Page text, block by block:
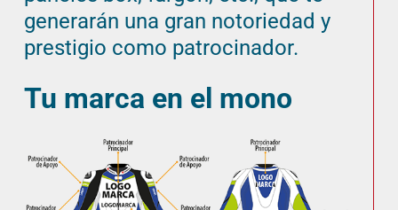
generarán una gran notoriedad y
prestigio como patrocinador.
Tu marca en el mono